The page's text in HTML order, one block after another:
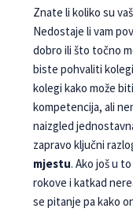
Znate li koliko su
Nedostaje li vam
dobro ili što točno
biste pohvaliti
kolegi kako može
kompetencija, ali
naizgled
zapravo ključni
mjestu. Ako još u
rokove i katkad
se pitanje pa kako